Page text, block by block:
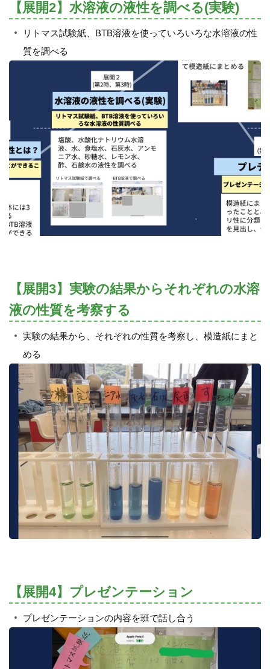
【展開2】水溶液の液性を調べる(実験)
リトマス試験紙、BTB溶液を使っていろいろな水溶液の性
質を調べる
【展開3】実験の結果からそれぞれの水溶
液の性質を考察する
実験の結果から、それぞれの性質を考察し、模造紙にまと
める
【展開4】プレゼンテーション
プレゼンテーションの内容を班で話し合う